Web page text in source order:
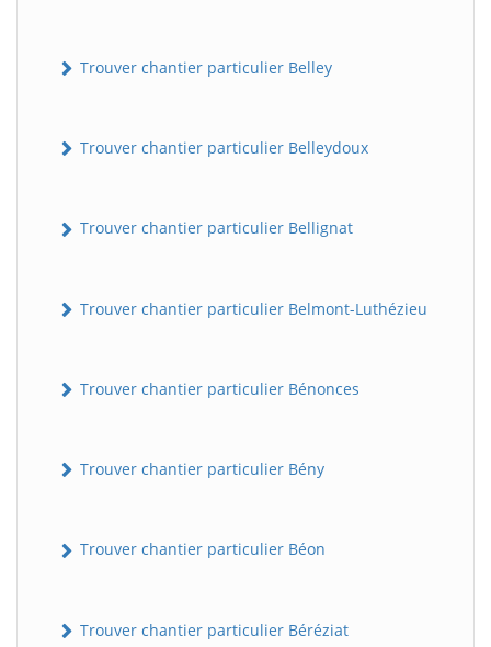
Trouver chantier particulier Belley
Trouver chantier particulier Belleydoux
Trouver chantier particulier Bellignat
Trouver chantier particulier Belmont-Luthézieu
Trouver chantier particulier Bénonces
Trouver chantier particulier Bény
Trouver chantier particulier Béon
Trouver chantier particulier Béréziat